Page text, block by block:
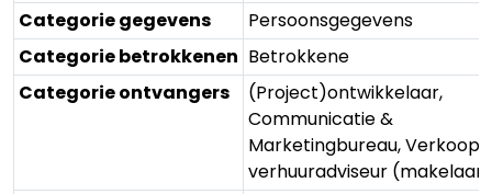
Categorie gegevens
Persoonsgegevens
Categorie betrokkenen Betrokkene
Categorie ontvangers
(Project)ontwikkelaar,
Communicatie &
Marketingbureau,
verhuuradviseur (makelaar)